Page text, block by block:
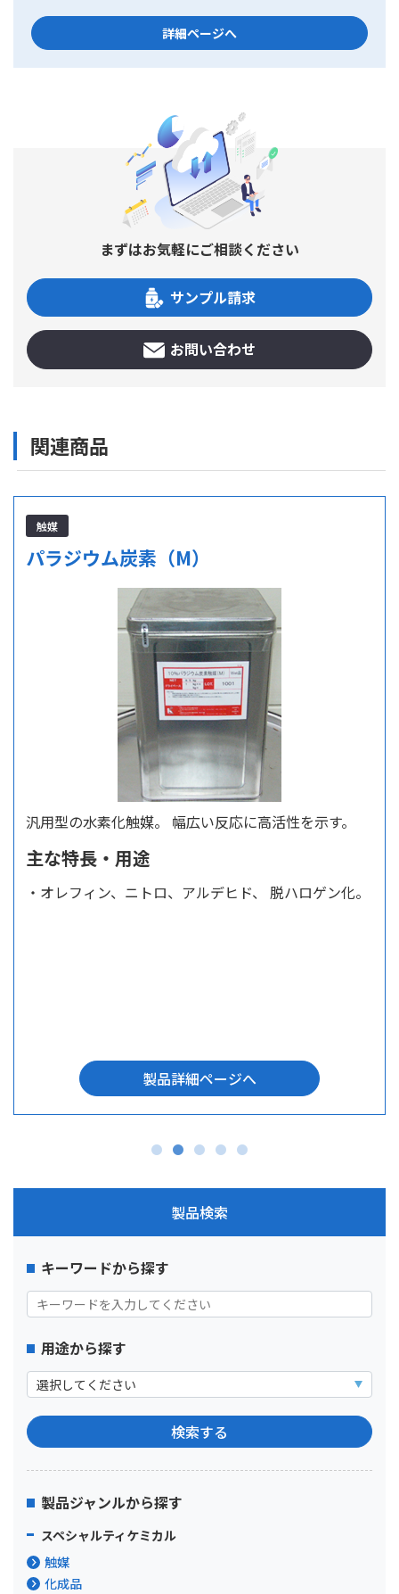
詳細ページへ
まずはお気軽にご相談ください
サンプル請求
お問い合わせ
関連商品
触媒
パラジウム炭素（M）
汎用型の水素化触媒。 幅広い反応に高活性を示す。
主な特長・用途
・オレフィン、ニトロ、アルデヒド、 脱ハロゲン化。
製品詳細ページへ
製品検索
キーワードから探す
用途から探す
製品ジャンルから探す
スペシャルティケミカル
触媒
化成品